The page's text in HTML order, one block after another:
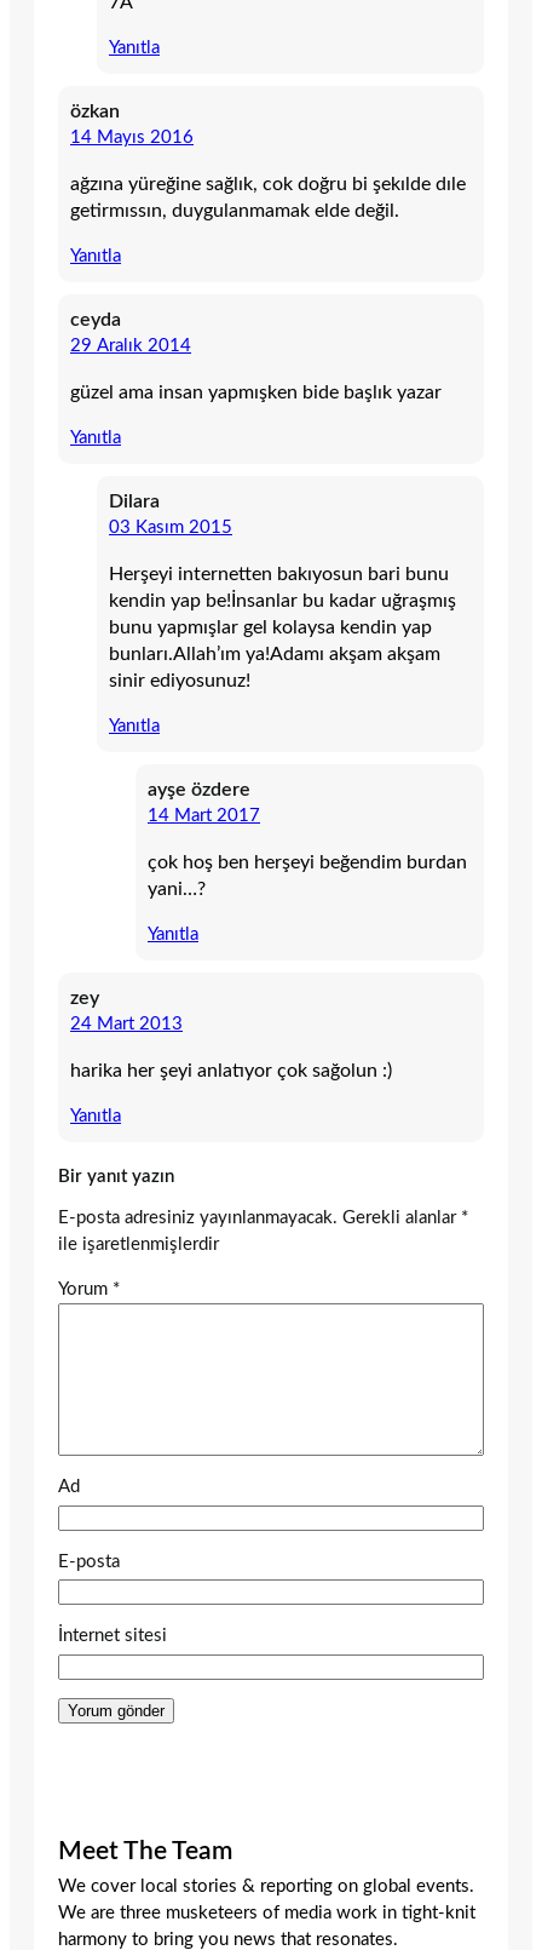
Yanıtla
özkan
14 Mayıs 2016
ağzına yüreğine sağlık, cok doğru bi şekılde dıle
getirmıssın, duygulanmamak elde değil.
Yanıtla
ceyda
29 Aralık 2014
güzel ama insan yapmışken bide başlık yazar
Yanıtla
Dilara
03 Kasım 2015
Herşeyi internetten bakıyosun bari bunu
kendin yap be!İnsanlar bu kadar uğraşmış
bunu yapmışlar gel kolaysa kendin yap
bunları.Allah’ım ya!Adamı akşam akşam
sinir ediyosunuz!
Yanıtla
ayşe özdere
14 Mart 2017
çok hoş ben herşeyi beğendim burdan
yani…?
Yanıtla
zey
24 Mart 2013
harika her şeyi anlatıyor çok sağolun :)
Yanıtla
Bir yanıt yazın
E-posta adresiniz yayınlanmayacak. Gerekli alanlar *
ile işaretlenmişlerdir
Yorum *
Ad
E-posta
İnternet sitesi
Meet The Team
We cover local stories & reporting on global events.
We are three musketeers of media work in tight-knit
harmony to bring you news that resonates.